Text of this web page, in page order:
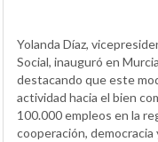
Yolanda Díaz,
Social, inauguró en
destacando que este
actividad hacia el bien
100.000 empleos en la
cooperación,